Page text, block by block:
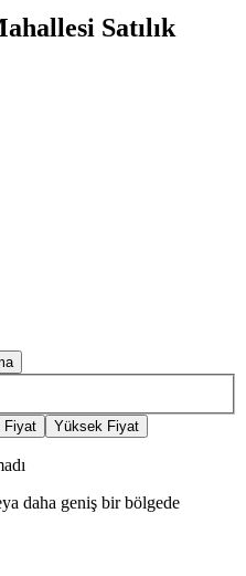
Satılık
Fiyat Yüksek Fiyat
daha geniş bir bölgede